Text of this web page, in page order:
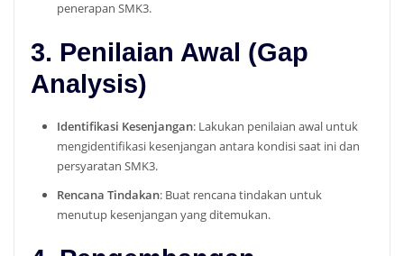
penerapan SMK3.
3. Penilaian Awal (Gap
Analysis)
Identifikasi Kesenjangan: Lakukan penilaian awal untuk
mengidentifikasi kesenjangan antara kondisi saat ini dan
persyaratan SMK3.
Rencana Tindakan: Buat rencana tindakan untuk
menutup kesenjangan yang ditemukan.